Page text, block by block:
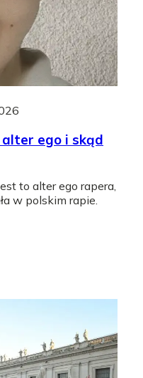
ego i skąd
to alter ego rapera,
w polskim rapie.